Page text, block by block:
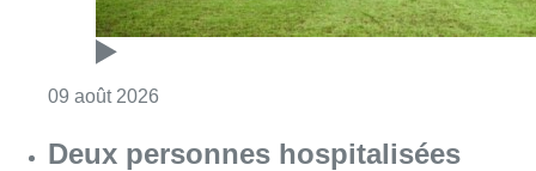
09 août 2026
Deux personnes hospitalisées